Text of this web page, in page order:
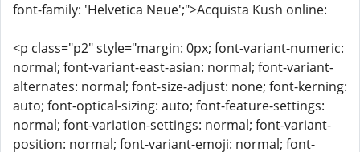
font-family: 'Helvetica Neue';">Acquista Kush online:
<p class="p2" style="margin: 0px; font-variant-numeric:
normal; font-variant-east-asian: normal; font-variant-
alternates: normal; font-size-adjust: none; font-kerning:
auto; font-optical-sizing: auto; font-feature-settings:
normal; font-variation-settings: normal; font-variant-
position: normal; font-variant-emoji: normal; font-